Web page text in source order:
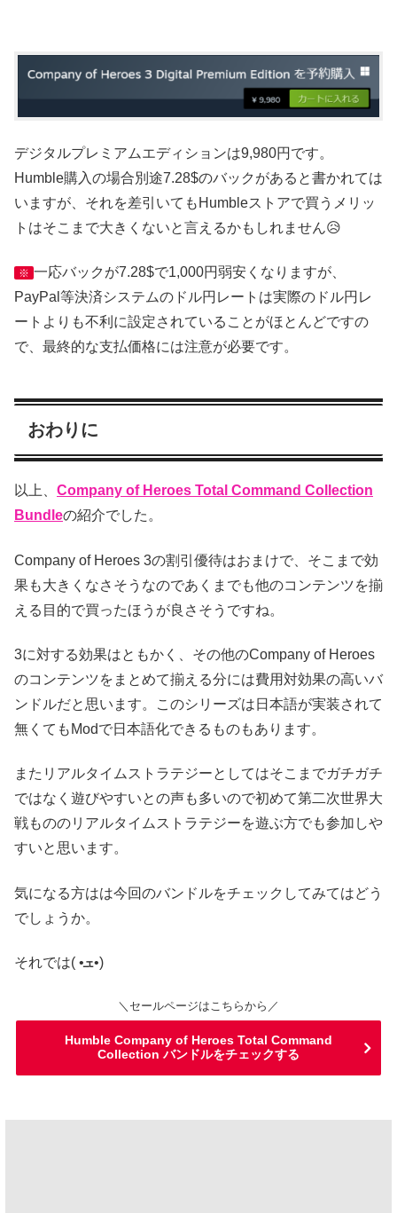
デジタルプレミアムエディションは9,980円です。
Humble購入の場合別途7.28$のバックがあると書かれては
いますが、それを差引いてもHumbleストアで買うメリッ
トはそこまで大きくないと言えるかもしれません😥
※ 一応バックが7.28$で1,000円弱安くなりますが、
PayPal等決済システムのドル円レートは実際のドル円レ
ートよりも不利に設定されていることがほとんどですの
で、最終的な支払価格には注意が必要です。
おわりに
以上、 Company of Heroes Total Command Collection
Bundleの紹介でした。
Company of Heroes 3の割引優待はおまけで、そこまで効
果も大きくなさそうなのであくまでも他のコンテンツを揃
える目的で買ったほうが良さそうですね。
3に対する効果はともかく、その他のCompany of Heroes
のコンテンツをまとめて揃える分には費用対効果の高いバ
ンドルだと思います。このシリーズは日本語が実装されて
無くてもModで日本語化できるものもあります。
またリアルタイムストラテジーとしてはそこまでガチガチ
ではなく遊びやすいとの声も多いので初めて第二次世界大
戦もののリアルタイムストラテジーを遊ぶ方でも参加しや
すいと思います。
気になる方はは今回のバンドルをチェックしてみてはどう
でしょうか。
それでは( •ܫ•)
＼セールページはこちらから／
Humble Company of Heroes Total Command
Collection バンドルをチェックする